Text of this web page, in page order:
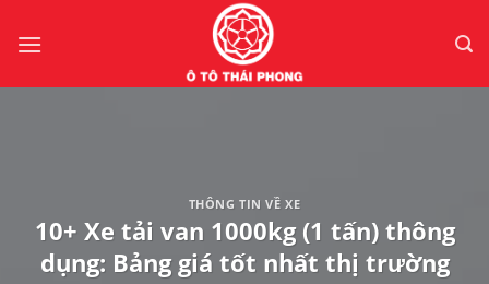
qua
dung
THÔNG TIN VỀ XE
10+ Xe tải van 1000kg (1 tấn) thông
dụng: Bảng giá tốt nhất thị trường